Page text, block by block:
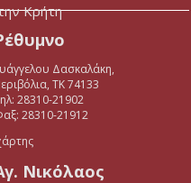
Κρήτη
Δασκαλάκη,
ΤΚ 74133
28310-21902
28310-21912
Νικόλαος